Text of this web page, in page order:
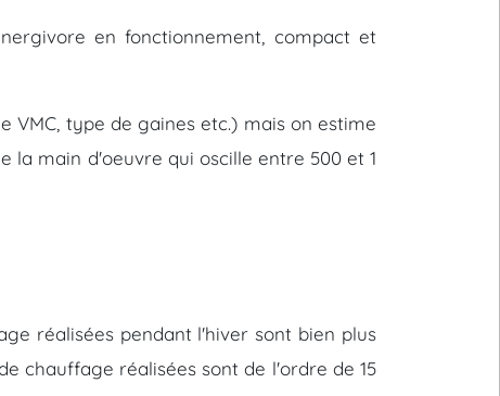
en fonctionnement, compact et
VMC, type de gaines etc.) mais on estime
la main d'oeuvre qui oscille entre 500 et 1
réalisées pendant l'hiver sont bien plus
chauffage réalisées sont de l'ordre de 15